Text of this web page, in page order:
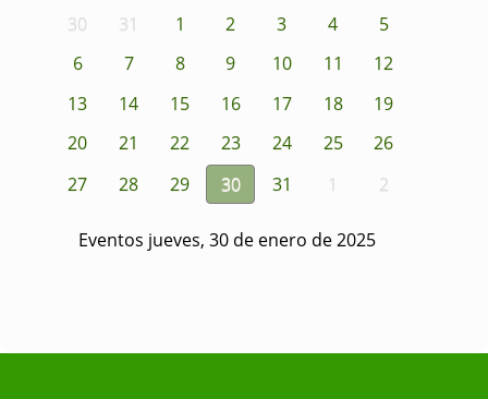
30 31 1 2 3 4
5
6
7 8 9 10 11
12
13
14 15 16 17 18
19
20
21 22 23 24 25
26
27
28 29 30 31 1 2
Eventos jueves, 30 de enero de 2025